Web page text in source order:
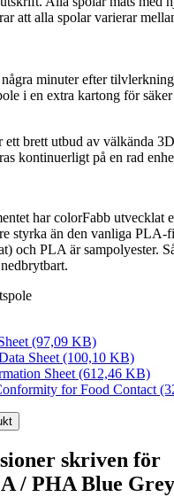
att alla spolar varierar
minuter efter
i en extra kartong för
ett brett utbud av välkända
kontinuerligt på en rad
har colorFabb utvecklat
styrka än den vanliga PLA-
och PLA är sampolyester.
(97,09 KB)
Sheet (100,10 KB)
Sheet (612,46 KB)
for Food Contact
skriven för
/ PHA Blue Grey